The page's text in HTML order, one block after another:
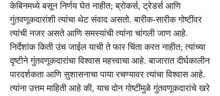
केबिनमध्ये बसून निर्णय घेत नाहीत; ब्रोकर्स, ट्रेडर्स आणि
गुंतवणूकदारांशी त्यांचा थेट संवाद असतो. बारीक-सारीक गोष्टींवर
त्यांची नजर असते आणि समस्यांची त्यांना चांगली जाण आहे.
निर्देशांक किती उंच जाईल याची ते फार चिंता करत नाहीत; त्यांच्या
दृष्टीने गुंतवणूकदारांचा विश्वास महत्त्वाचा आहे. बाजारात दीर्घकालीन
पारदर्शकता आणि सुशासनाचा पाया रचण्यावर त्यांचा विश्वास आहे.
त्यांना उत्तम माहिती आहे की, याच दोन गोष्टींमुळे गुंतवणूकदारांचे खरे